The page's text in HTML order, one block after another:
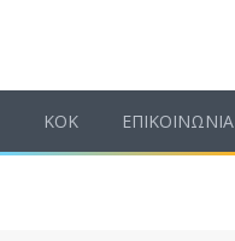
ΚΟΚ ΕΠΙΚΟΙΝΩΝΙΑ